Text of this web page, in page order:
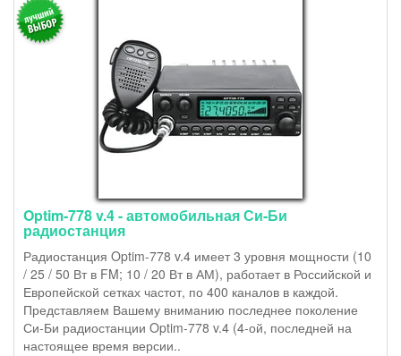
Optim-778 v.4 - автомобильная Си-Би
радиостанция
Радиостанция Optim-778 v.4 имеет 3 уровня мощности (10
/ 25 / 50 Вт в FM; 10 / 20 Вт в АМ), работает в Российской и
Европейской сетках частот, по 400 каналов в каждой.
Представляем Вашему вниманию последнее поколение
Си-Би радиостанции Optim-778 v.4 (4-ой, последней на
настоящее время версии..